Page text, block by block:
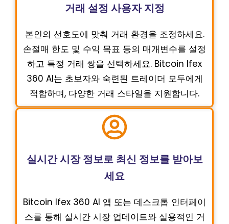
거래 설정 사용자 지정
본인의 선호도에 맞춰 거래 환경을 조정하세요.
손절매 한도 및 수익 목표 등의 매개변수를 설정
하고 특정 거래 쌍을 선택하세요. Bitcoin Ifex
360 AI는 초보자와 숙련된 트레이더 모두에게
적합하며, 다양한 거래 스타일을 지원합니다.
실시간 시장 정보로 최신 정보를 받아보
세요
Bitcoin Ifex 360 AI 앱 또는 데스크톱 인터페이
스를 통해 실시간 시장 업데이트와 실용적인 거